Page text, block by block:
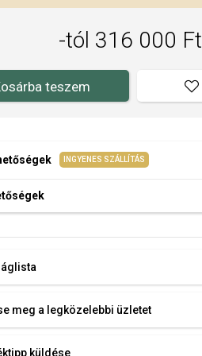
-tól 316 000 Ft
teszem
INGYENES SZÁLLÍTÁS
meg a legközelebbi üzletet
küldése